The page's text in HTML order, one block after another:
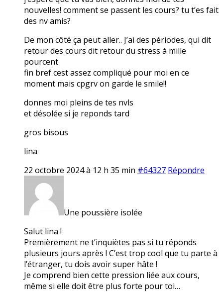
nouvelles! comment se passent les cours? tu t’es fait
des nv amis?
De mon côté ça peut aller.. J’ai des périodes, qui dit
retour des cours dit retour du stress à mille
pourcent
fin bref cest assez compliqué pour moi en ce
moment mais cpgrv on garde le smile!!
donnes moi pleins de tes nvls
et désolée si je reponds tard
gros bisous
lina
22 octobre 2024 à 12 h 35 min #64327 Répondre
Une poussière isolée
Salut lina !
Premièrement ne t’inquiètes pas si tu réponds
plusieurs jours après ! C’est trop cool que tu parte à
l’étranger, tu dois avoir super hâte !
Je comprend bien cette pression liée aux cours,
même si elle doit être plus forte pour toi…